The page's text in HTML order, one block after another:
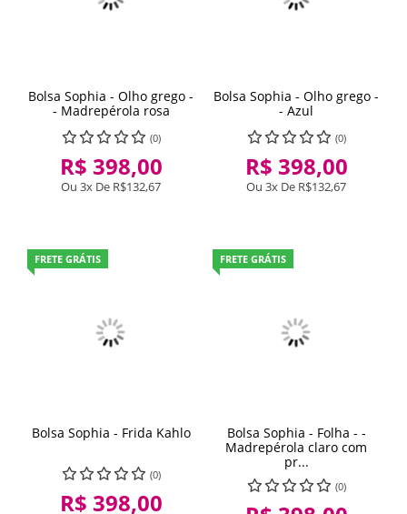
Bolsa Sophia - Olho grego -
- Madrepérola rosa
(0)
R$ 398,00
Ou 3x De R$132,67
Bolsa Sophia - Olho grego -
- Azul
(0)
R$ 398,00
Ou 3x De R$132,67
FRETE GRÁTIS
Bolsa Sophia - Frida Kahlo
(0)
R$ 398,00
FRETE GRÁTIS
Bolsa Sophia - Folha - -
Madrepérola claro com
pr...
(0)